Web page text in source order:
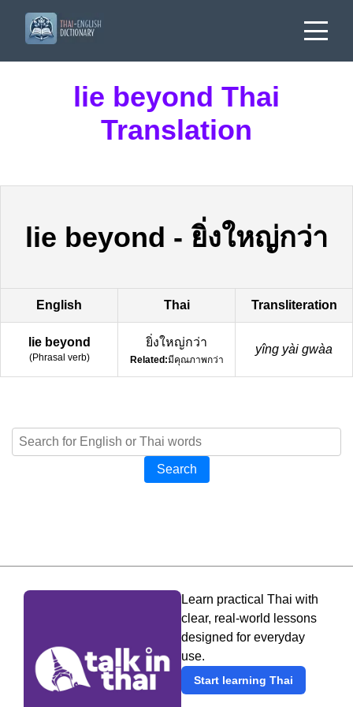
lie beyond Thai
Translation
lie beyond - ยิ่งใหญ่กว่า
English Thai Transliteration
lie beyond
(Phrasal verb)
ยิ่งใหญ่กว่า
Related:มีคุณภาพกว่า
yîng yài gwàa
Search
Learn practical Thai with
clear, real-world lessons
designed for everyday
use.
Start learning Thai